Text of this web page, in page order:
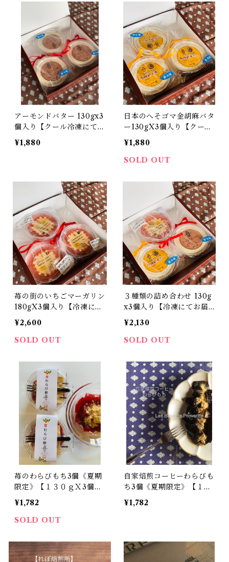
アーモンドバター 130gx3
個入り【クール冷凍にてお
届けします】到着後は冷蔵
庫(10度以下)にて保管の上
¥1,880
日本のへそゴマ金胡麻バタ
ー130gX3個入り【クール
冷凍便にてお届けします】
到着後は冷蔵庫(10度以下)
にて保管の上賞味期限に関
りください。
¥1,880
SOLD OUT
苺の街のいちごマーガリン
180gX3個入り【冷凍にて
お届けします】到着後は冷
蔵庫(10度以下)にて保管の
上１週間～１０日以内にお
¥2,600
SOLD OUT
３種類の詰め合わせ 130g
x3個入り【冷凍にてお届
けします】到着後は冷蔵庫
(10度以下)にて保管の上賞
味期限に関わらずお早めに
¥2,130
SOLD OUT
苺のわらびもち3個《夏期
限定》【１３０ｇＸ3個入
り】
¥1,782
SOLD OUT
自家焙煎コーヒーわらびも
ち3個《夏期限定》【１３
０ｇＸ3個入り】
¥1,782